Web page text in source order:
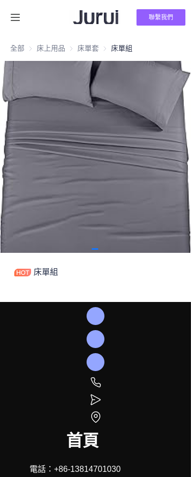
聯繫我們
全部 床上用品 床上用品
床單套 床單套床單組
床單組
首頁
電話：+86-13814701030
關於我們
新聞
聯繫我們